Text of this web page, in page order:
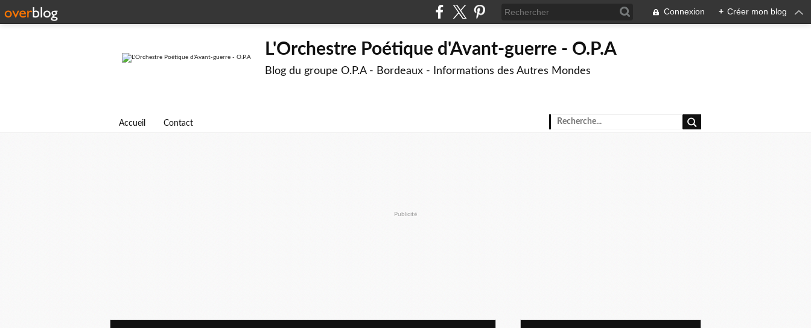
Connexion + Créer mon blog
L'Orchestre Poétique d'Avant-guerre - O.P.A
Blog du groupe O.P.A - Bordeaux - Informations des Autres Mondes
Accueil Contact
Publicité